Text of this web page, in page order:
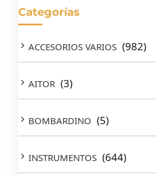
Categorías
ACCESORIOS VARIOS (982)
AITOR (3)
BOMBARDINO (5)
INSTRUMENTOS (644)